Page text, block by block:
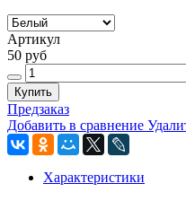
Артикул
50 руб
Купить
Предзаказ
Добавить в сравнение
Характеристики